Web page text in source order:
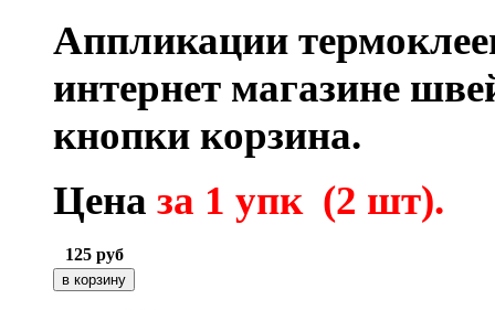
Аппликации
интернет магазине
кнопки корзина.
Цена за 1 упк (2 шт).
125 руб